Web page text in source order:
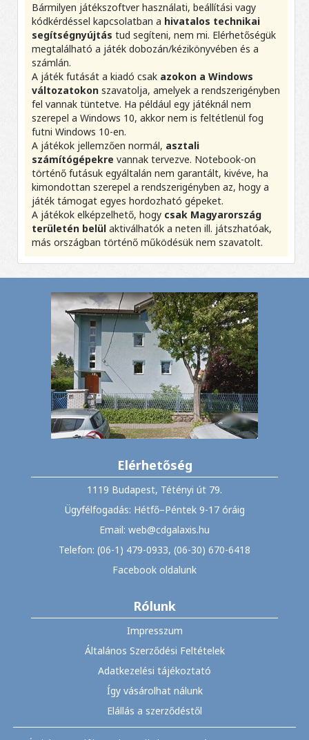
Bármilyen játékszoftver használati, beállítási vagy
kódkérdéssel kapcsolatban a hivatalos technikai
segítségnyújtás tud segíteni, nem mi. Elérhetőségük
megtalálható a játék dobozán/kézikönyvében és a
számlán.
A játék futását a kiadó csak azokon a Windows
változatokon szavatolja, amelyek a rendszerigényben
fel vannak tüntetve. Ha például egy játéknál nem
szerepel a Windows 10, akkor nem is feltétlenül fog
futni Windows 10-en.
A játékok jellemzően normál, asztali
számítógépekre vannak tervezve. Notebook-on
történő futásuk egyáltalán nem garantált, kivéve, ha
kimondottan szerepel a rendszerigényben az, hogy a
játék támogat egyes hordozható gépeket.
A játékok elképzelhető, hogy csak Magyarország
területén belül aktiválhatók a neten ill. játszhatóak,
más országban történő működésük nem szavatolt.
Elérhetőség
1119 Budapest, Tétényi út 79.
Ügyfélfogadás: Hétfő–Péntek 9-17 óráig
Email: web@cdgalaxis.hu
Telefon: (06-1) 479-0933, (06-30) 670-6418
Facebook oldalunk
Rólunk
Impresszum
Általános Szerződési Feltételek
Adatkezelési tájékoztató
Így vásárolhat nálunk
Elállás a szerződéstől